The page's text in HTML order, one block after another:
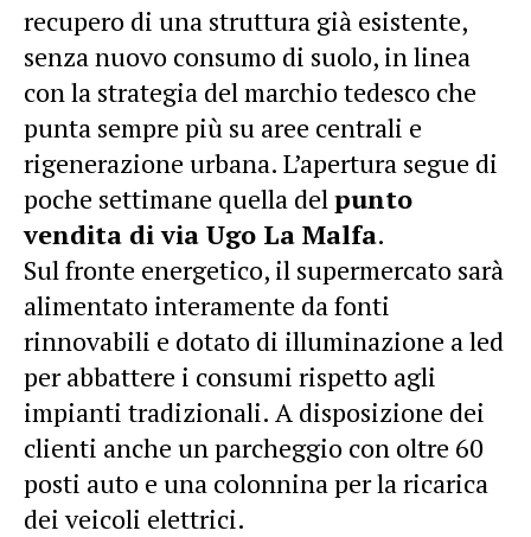
recupero di una struttura già esistente,
senza nuovo consumo di suolo, in linea
con la strategia del marchio tedesco che
punta sempre più su aree centrali e
rigenerazione urbana. L’apertura segue di
poche settimane quella delpunto
vendita di via Ugo La Malfa.
Sul fronte energetico, il supermercato sarà
alimentato interamente da fonti
rinnovabili e dotato di illuminazione a led
per abbattere i consumi rispetto agli
impianti tradizionali. A disposizione dei
clienti anche un parcheggio con oltre 60
posti auto e una colonnina per la ricarica
dei veicoli elettrici.